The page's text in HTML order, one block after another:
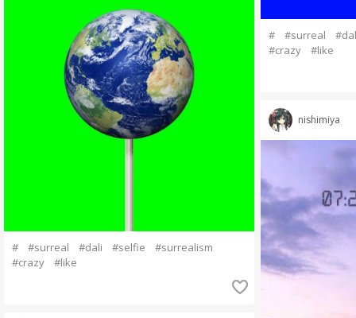
# #surreal #dali #selfie
#surrealism
#crazy
#like
# #surreal
#crazy
#like
nishimiya